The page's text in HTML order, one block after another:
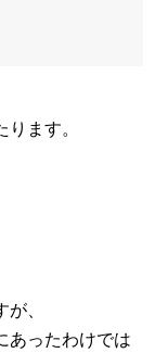
ります。
、
あったわけでは